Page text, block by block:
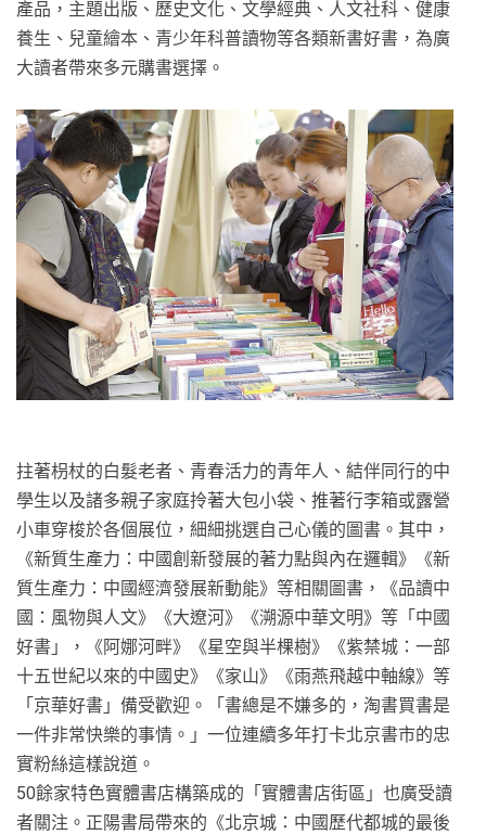
產品，主題出版、歷史文化、文學經典、人文社科、健康
養生、兒童繪本、青少年科普讀物等各類新書好書，為廣
大讀者帶來多元購書選擇。
拄著枴杖的白髮老者、青春活力的青年人、結伴同行的中
學生以及諸多親子家庭拎著大包小袋、推著行李箱或露營
小車穿梭於各個展位，細細挑選自己心儀的圖書。其中，
《新質生產力：中國創新發展的著力點與內在邏輯》《新
質生產力：中國經濟發展新動能》等相關圖書，《品讀中
國：風物與人文》《大遼河》《溯源中華文明》等「中國
好書」，《阿娜河畔》《星空與半棵樹》《紫禁城：一部
十五世紀以來的中國史》《家山》《雨燕飛越中軸線》等
「京華好書」備受歡迎。「書總是不嫌多的，淘書買書是
一件非常快樂的事情。」一位連續多年打卡北京書市的忠
實粉絲這樣說道。
50餘家特色實體書店構築成的「實體書店街區」也廣受讀
者關注。正陽書局帶來的《北京城：中國歷代都城的最後